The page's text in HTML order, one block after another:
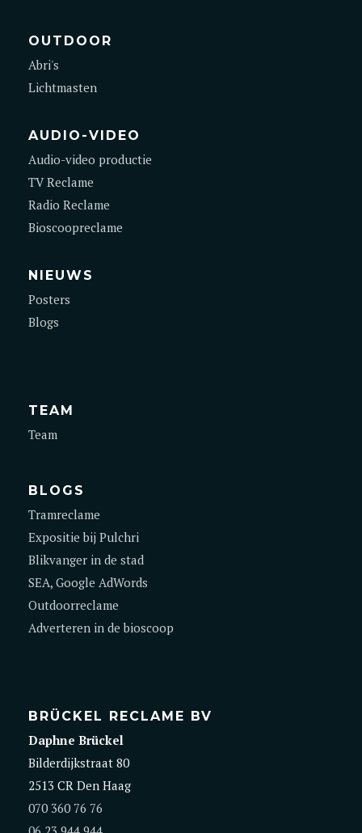
OUTDOOR
Abri's
Lichtmasten
AUDIO-VIDEO
Audio-video productie
TV Reclame
Radio Reclame
Bioscoopreclame
NIEUWS
Posters
Blogs
TEAM
Team
BLOGS
Tramreclame
Expositie bij Pulchri
Blikvanger in de stad
SEA, Google AdWords
Outdoorreclame
Adverteren in de bioscoop
BRÜCKEL RECLAME BV
Daphne Brückel
Bilderdijkstraat 80
2513 CR Den Haag
070 360 76 76